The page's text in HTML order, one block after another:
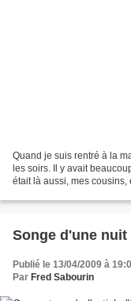
Quand je suis rentré à la
les soirs. Il y avait
était là aussi, mes
Songe d'une
Publié le 13/04/2009 à
Par Fred Sabourin